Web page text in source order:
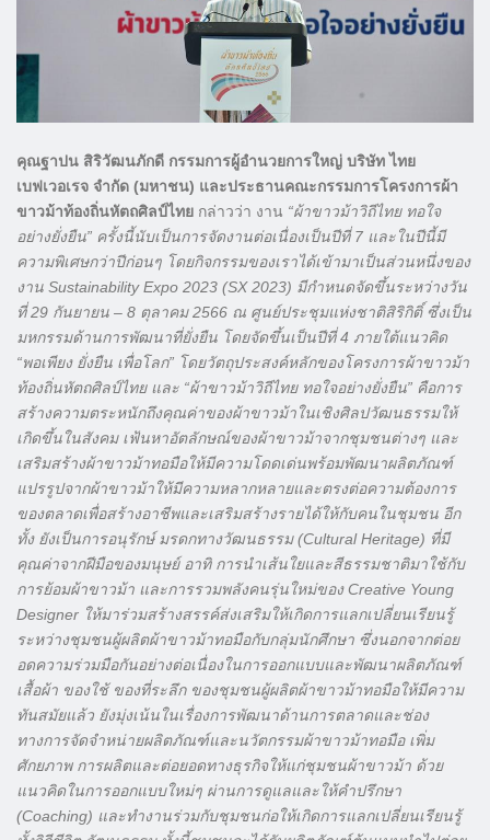
คุณฐาปน สิริวัฒนภักดี กรรมการผู้อำนวยการใหญ่ บริษัท ไทย
เบฟเวอเรจ จำกัด (มหาชน) และประธานคณะกรรมการโครงการผ้า
ขาวม้าท้องถิ่นหัตถศิลป์ไทย กล่าวว่า งาน “ผ้าขาวม้าวิถีไทย ทอใจ
อย่างยั่งยืน” ครั้งนี้นับเป็นการจัดงานต่อเนื่องเป็นปีที่ 7 และในปีนี้มี
ความพิเศษกว่าปีก่อนๆ โดยกิจกรรมของเราได้เข้ามาเป็นส่วนหนึ่งของ
งาน Sustainability Expo 2023 (SX 2023) มีกำหนดจัดขึ้นระหว่างวัน
ที่ 29 กันยายน – 8 ตุลาคม 2566 ณ ศูนย์ประชุมแห่งชาติสิริกิติ์ ซึ่งเป็น
มหกรรมด้านการพัฒนาที่ยั่งยืน โดยจัดขึ้นเป็นปีที่ 4 ภายใต้แนวคิด
“พอเพียง ยั่งยืน เพื่อโลก” โดยวัตถุประสงค์หลักของโครงการผ้าขาวม้า
ท้องถิ่นหัตถศิลป์ไทย และ “ผ้าขาวม้าวิถีไทย ทอใจอย่างยั่งยืน” คือการ
สร้างความตระหนักถึงคุณค่าของผ้าขาวม้าในเชิงศิลปวัฒนธรรมให้
เกิดขึ้นในสังคม เฟ้นหาอัตลักษณ์ของผ้าขาวม้าจากชุมชนต่างๆ และ
เสริมสร้างผ้าขาวม้าทอมือให้มีความโดดเด่นพร้อมพัฒนาผลิตภัณฑ์
แปรรูปจากผ้าขาวม้าให้มีความหลากหลายและตรงต่อความต้องการ
ของตลาดเพื่อสร้างอาชีพและเสริมสร้างรายได้ให้กับคนในชุมชน อีก
ทั้ง ยังเป็นการอนุรักษ์ มรดกทางวัฒนธรรม (Cultural Heritage) ที่มี
คุณค่าจากฝีมือของมนุษย์ อาทิ การนำเส้นใยและสีธรรมชาติมาใช้กับ
การย้อมผ้าขาวม้า และการรวมพลังคนรุ่นใหม่ของ Creative Young
Designer ให้มาร่วมสร้างสรรค์ส่งเสริมให้เกิดการแลกเปลี่ยนเรียนรู้
ระหว่างชุมชนผู้ผลิตผ้าขาวม้าทอมือกับกลุ่มนักศึกษา ซึ่งนอกจากต่อย
อดความร่วมมือกันอย่างต่อเนื่องในการออกแบบและพัฒนาผลิตภัณฑ์
เสื้อผ้า ของใช้ ของที่ระลึก ของชุมชนผู้ผลิตผ้าขาวม้าทอมือให้มีความ
ทันสมัยแล้ว ยังมุ่งเน้นในเรื่องการพัฒนาด้านการตลาดและช่อง
ทางการจัดจำหน่ายผลิตภัณฑ์และนวัตกรรมผ้าขาวม้าทอมือ เพิ่ม
ศักยภาพ การผลิตและต่อยอดทางธุรกิจให้แก่ชุมชนผ้าขาวม้า ด้วย
แนวคิดในการออกแบบใหม่ๆ ผ่านการดูแลและให้คำปรึกษา
(Coaching) และทำงานร่วมกับชุมชนก่อให้เกิดการแลกเปลี่ยนเรียนรู้